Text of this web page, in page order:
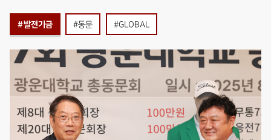
#발전기금 #동문 #GLOBAL